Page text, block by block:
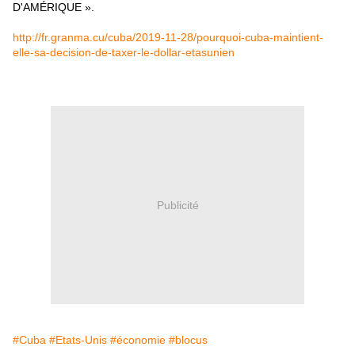
D'AMÉRIQUE ».
http://fr.granma.cu/cuba/2019-11-28/pourquoi-cuba-maintient-
elle-sa-decision-de-taxer-le-dollar-etasunien
Publicité
#Cuba #Etats-Unis #économie #blocus